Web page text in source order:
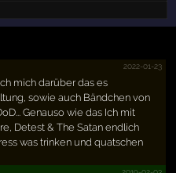
2022-01-23
mich darüber das es
sowie auch Bändchen von
Genauso wie das Ich mit
Detest & The Satan endlich
was trinken und quatschen